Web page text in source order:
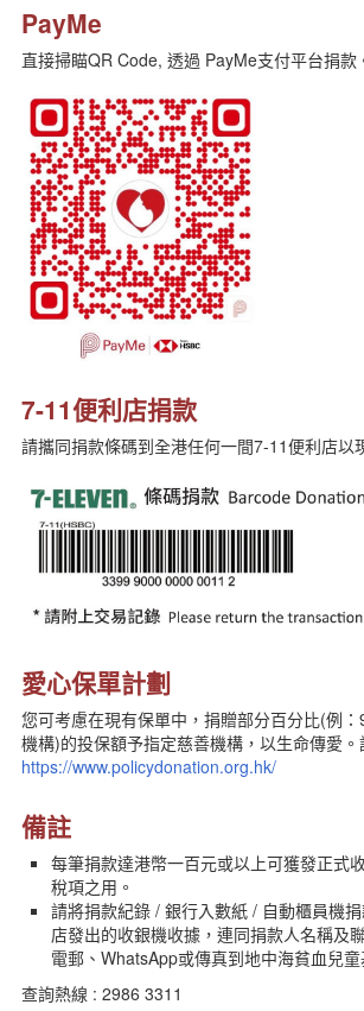
PayMe
直接掃瞄QR Code, 透過 PayMe支付平台捐款
7-11便利店捐款
請攜同捐款條碼到全港任何一間7-11便利店以
愛心保單計劃
您可考慮在現有保單中，捐贈部分百分比(例
機構)的投保額予指定慈善機構，以生命傳愛
https://www.policydonation.org.hk/
備註
每筆捐款達港幣一百元或以上可獲發正式
稅項之用。
請將捐款紀錄 / 銀行入數紙 / 自動櫃員機
店發出的收銀機收據，連同捐款人名稱及
電郵、WhatsApp或傳真到地中海貧血兒童
查詢熱線 : 2986 3311